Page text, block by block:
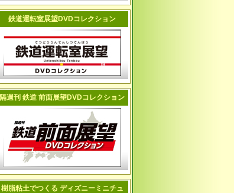
鉄道運転室展望DVDコレクション
隔週刊 鉄道 前面展望DVDコレクション
樹脂粘土でつくる ディズニーミニチュ